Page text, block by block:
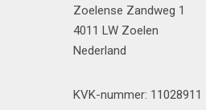
Zoelense Zandweg 1
4011 LW Zoelen
Nederland
KVK-nummer: 11028911